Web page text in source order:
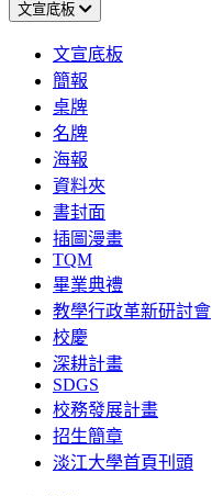
文宣底板
文宣底板
簡報
桌牌
名牌
海報
資料夾
書封面
插圖漫畫
TQM
畢業典禮
教學行政革新研討會
校慶
深耕計畫
SDGS
校務發展計畫
招生簡章
淡江大學首頁刊頭